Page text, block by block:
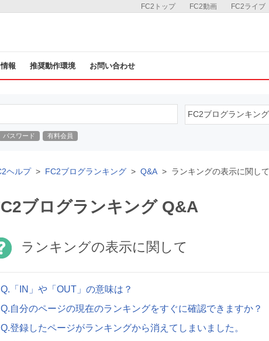
FC2ライブ
FC2動画
FC2トップ
報 推奨動作環境 お問い合わせ
パスワード 有料会員
ヘルプ FC2ブログランキング Q&A ランキングの表示に関して
ブログランキング Q&A
ランキングの表示に関して
Q.「IN」や「OUT」の意味は？
Q.自分のページの現在のランキングをすぐに確認できますか？
Q.登録したページがランキングから消えてしまいました。